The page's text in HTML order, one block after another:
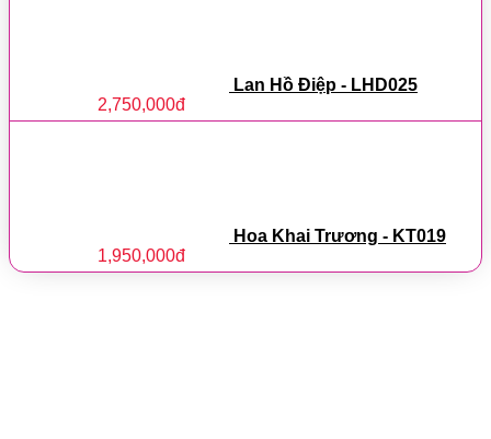
Lan Hồ Điệp - LHD025
2,750,000đ
Hoa Khai Trương - KT019
1,950,000đ